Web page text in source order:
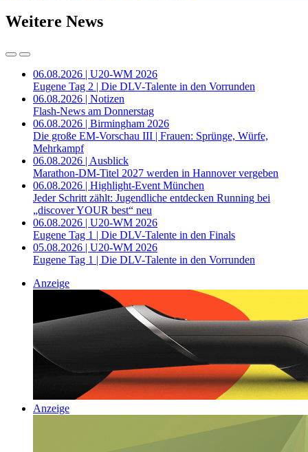
Weitere News
06.08.2026 | U20-WM 2026
Eugene Tag 2 | Die DLV-Talente in den Vorrunden
06.08.2026 | Notizen
Flash-News am Donnerstag
06.08.2026 | Birmingham 2026
Die große EM-Vorschau III | Frauen: Sprünge, Würfe,
Mehrkampf
06.08.2026 | Ausblick
Marathon-DM-Titel 2027 werden in Hannover vergeben
06.08.2026 | Highlight-Event München
Jeder Schritt zählt: Jugendliche entdecken Running bei
„discover YOUR best“ neu
06.08.2026 | U20-WM 2026
Eugene Tag 1 | Die DLV-Talente in den Finals
05.08.2026 | U20-WM 2026
Eugene Tag 1 | Die DLV-Talente in den Vorrunden
Anzeige
Anzeige